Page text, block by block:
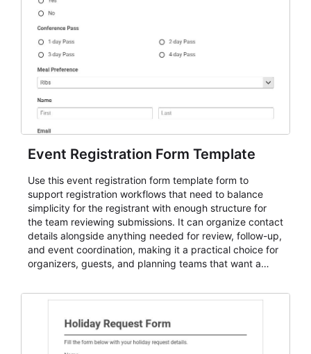
Event Registration Form Template
Use this event registration form template form to
support registration workflows that need to balance
simplicity for the registrant with enough structure for
the team reviewing submissions. It can organize contact
details alongside anything needed for review, follow-up,
and event coordination, making it a practical choice for
organizers, guests, and planning teams that want a
and participant management. The form is suitable for
student enrollment, volunteer registration, business
event intake, and membership participation. It helps
keep responses standardized so organizers can